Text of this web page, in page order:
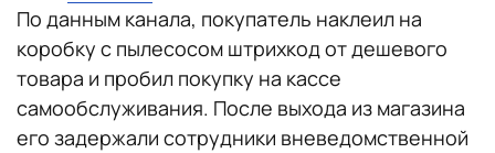
По данным канала, покупатель наклеил на
коробку с пылесосом штрихкод от дешевого
товара и пробил покупку на кассе
самообслуживания. После выхода из магазина
его задержали сотрудники вневедомственной